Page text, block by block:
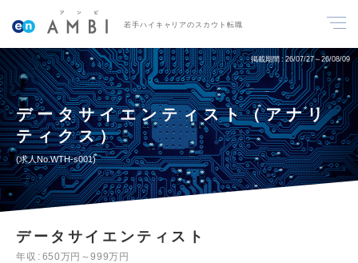
若手ハイキャリアのスカウト転職
掲載期間 26/07/27～26/08/09
データサイエンティスト（アナリ
ティクス）
求人No.WTH-s001
データサイエンティスト
年収
650万円～999万円